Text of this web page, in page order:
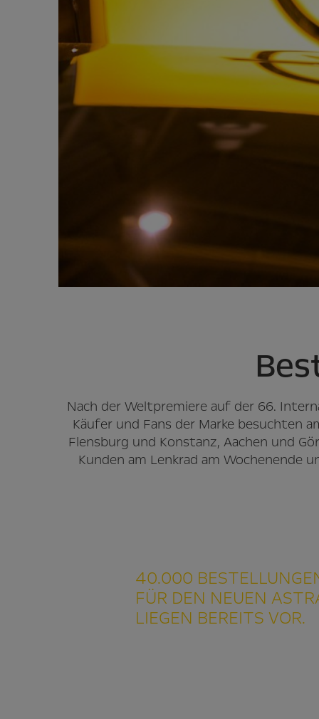
Nach der Weltpremiere auf der 66.
Käufer und Fans der Marke besuchten
Flensburg und Konstanz, Aachen und
Kunden am Lenkrad am Wochenende
40.000
FÜR DEN NEUEN
LIEGEN BEREITS VOR.